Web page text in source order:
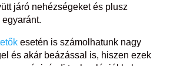
járó nehézségeket és plusz
esetén is számolhatunk nagy
és akár beázással is, hiszen ezek